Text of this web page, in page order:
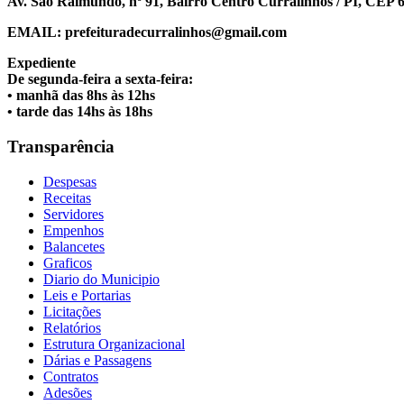
EMAIL: prefeituradecurralinhos@gmail.com
Expediente
De segunda-feira a sexta-feira:
• manhã das 8hs às 12hs
• tarde das 14hs às 18hs
Transparência
Despesas
Receitas
Servidores
Empenhos
Balancetes
Graficos
Diario do Municipio
Leis e Portarias
Licitações
Relatórios
Estrutura Organizacional
Dárias e Passagens
Contratos
Adesões